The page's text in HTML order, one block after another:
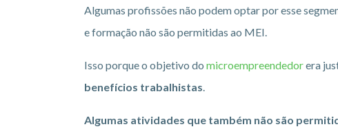
Algumas profissões não podem optar por esse
e formação não são permitidas ao MEI.
Isso porque o objetivo do microempreendedorera
benefícios trabalhistas.
Algumas atividades que também não são